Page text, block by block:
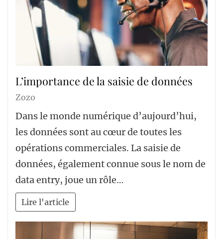
L’importance de la saisie de données
Zozo
Dans le monde numérique d’aujourd’hui,
les données sont au cœur de toutes les
opérations commerciales. La saisie de
données, également connue sous le nom de
data entry, joue un rôle…
Lire l'article